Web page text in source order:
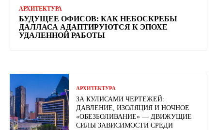
АРХИТЕКТУРА
БУДУЩЕЕ ОФИСОВ: КАК НЕБОСКРЕБЫ
ДАЛЛАСА АДАПТИРУЮТСЯ К ЭПОХЕ
УДАЛЕННОЙ РАБОТЫ
АРХИТЕКТУРА
ЗА КУЛИСАМИ ЧЕРТЕЖЕЙ:
ДАВЛЕНИЕ, ИЗОЛЯЦИЯ И НОЧНОЕ
«ОБЕЗБОЛИВАНИЕ» — ДВИЖУЩИЕ
СИЛЫ ЗАВИСИМОСТИ СРЕДИ